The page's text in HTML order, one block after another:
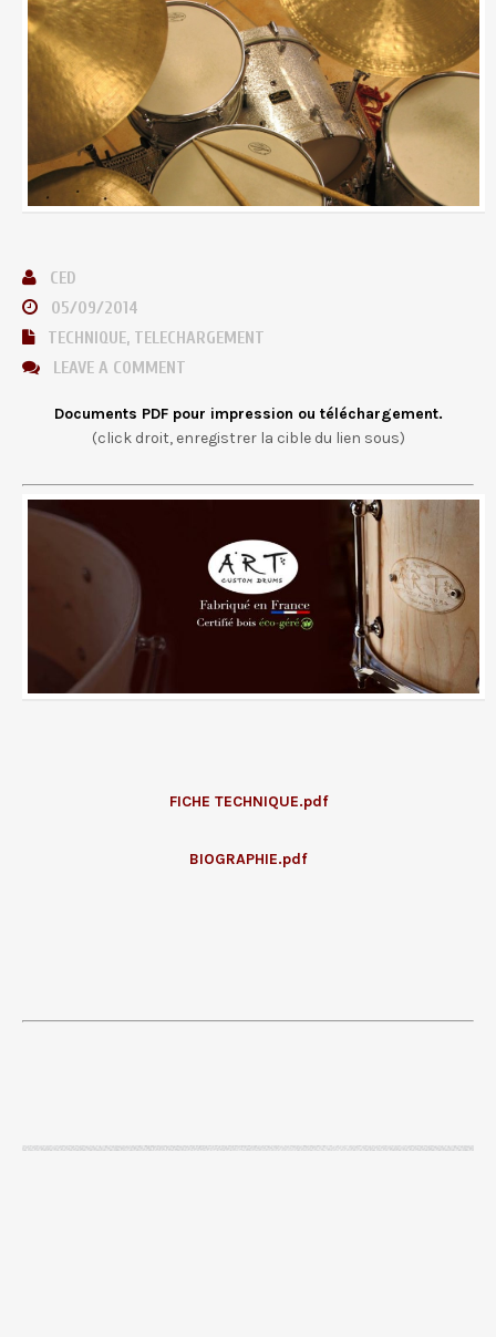
CED
05/09/2014
TECHNIQUE, TELECHARGEMENT
LEAVE A COMMENT
Documents PDF pour impression ou téléchargement.
(click droit, enregistrer la cible du lien sous)
FICHE TECHNIQUE.pdf
BIOGRAPHIE.pdf